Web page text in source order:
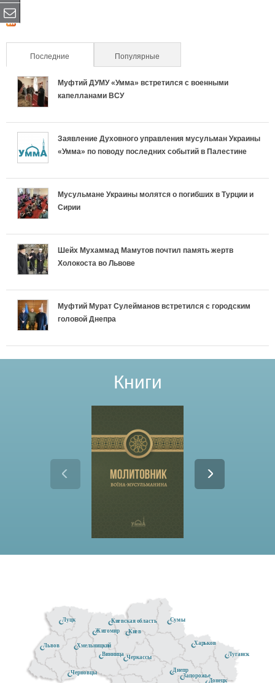
С
т
р
Последние (активная вкладка)Популярные
Муфтий ДУМУ «Умма» встретился с военными
капелланами ВСУ
Заявление Духовного управления мусульман Украины
«Умма» по поводу последних событий в Палестине
Мусульмане Украины молятся о погибших в Турции и
Сирии
Шейх Мухаммад Мамутов почтил память жертв
Холокоста во Львове
Муфтий Мурат Сулейманов встретился с городским
головой Днепра
Книги
Черкассы
Черновцы
Сумы
Луганск
Донецк
Киев
Днепр
Киевская область
Запорожье
Житомир
Винница
Хмельницкий
Луцк
Львов Харьков